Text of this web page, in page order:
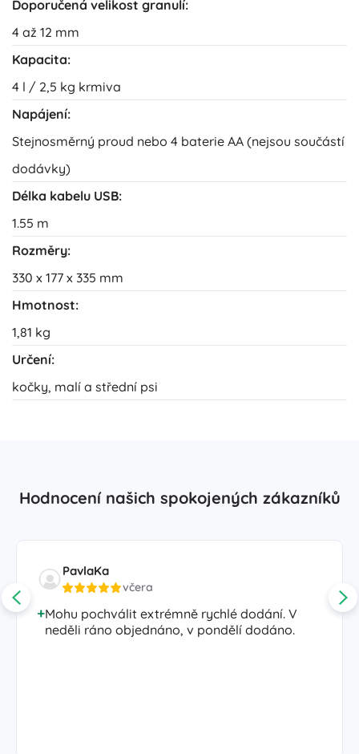
Doporučená velikost granulí:
4 až 12 mm
Kapacita:
4 l / 2,5 kg krmiva
Napájení:
Stejnosměrný proud nebo 4 baterie AA (nejsou součástí
dodávky)
Délka kabelu USB:
1.55 m
Rozměry:
330 x 177 x 335 mm
Hmotnost:
1,81 kg
Určení:
kočky, malí a střední psi
Hodnocení našich spokojených zákazníků
PavlaKa
včera
Mohu pochválit extrémně rychlé dodání. V
neděli ráno objednáno, v pondělí dodáno.